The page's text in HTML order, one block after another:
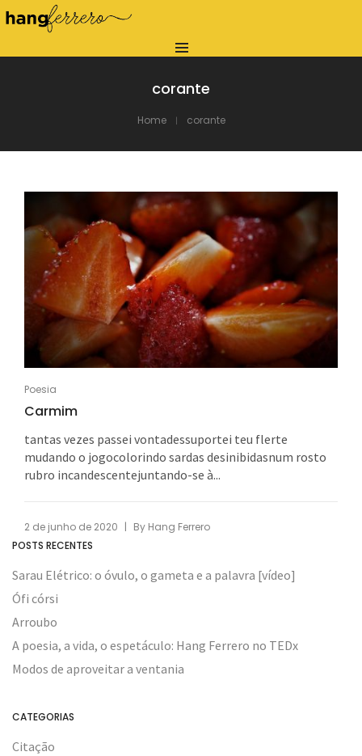
corante
Home corante
Poesia
Carmim
tantas vezes passei vontadessuportei teu flerte
mudando o jogocolorindo sardas desinibidasnum rosto
rubro incandescentejuntando-se à...
2 de junho de 2020 | By Hang Ferrero
POSTS RECENTES
Sarau Elétrico: o óvulo, o gameta e a palavra [vídeo]
Ófi córsi
Arroubo
A poesia, a vida, o espetáculo: Hang Ferrero no TEDx
Modos de aproveitar a ventania
CATEGORIAS
Citação